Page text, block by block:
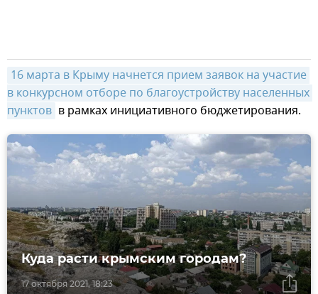
16 марта в Крыму начнется прием заявок на участие
в конкурсном отборе по благоустройству населенных
пунктов в рамках инициативного бюджетирования.
17 октября 2021, 18:23
Куда расти крымским городам?